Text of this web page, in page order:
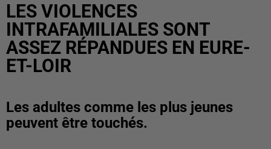
LES VIOLENCES
INTRAFAMILIALES SONT
ASSEZ RÉPANDUES EN EURE-
ET-LOIR
Les adultes comme les plus jeunes
peuvent être touchés.